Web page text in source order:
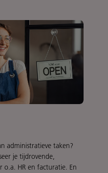
administratieve taken?
je tijdrovende,
o.a. HR en facturatie. En